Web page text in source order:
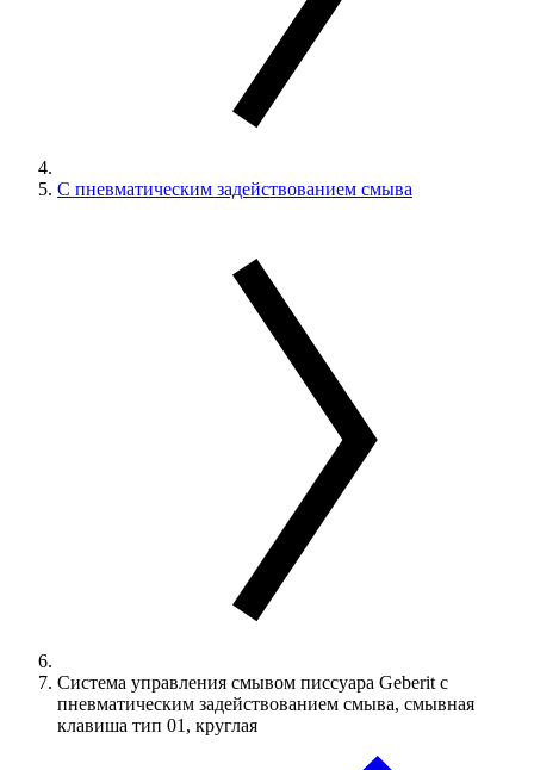
С пневматическим задействованием смыва
Система управления смывом писсуара Geberit с
пневматическим задействованием смыва, смывная
клавиша тип 01, круглая